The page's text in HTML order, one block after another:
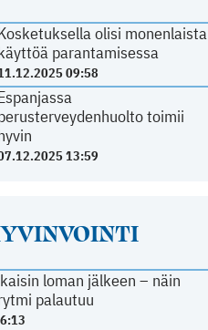
olisi monenlaista
parantamisessa
09:58
toimii
13:59
loman jälkeen – näin
palautuu